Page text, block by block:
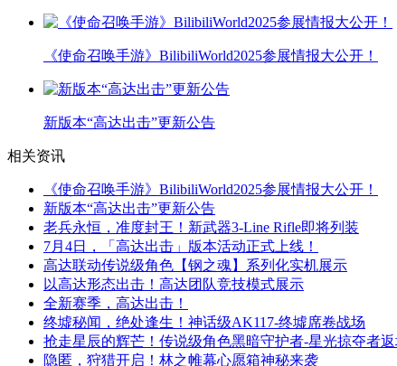
《使命召唤手游》BilibiliWorld2025参展情报大公开！
新版本“高达出击”更新公告
相关资讯
《使命召唤手游》BilibiliWorld2025参展情报大公开！
新版本“高达出击”更新公告
老兵永恒，准度封王！新武器3-Line Rifle即将列装
7月4日，「高达出击」版本活动正式上线！
高达联动传说级角色【钢之魂】系列化实机展示
以高达形态出击！高达团队竞技模式展示
全新赛季，高达出击！
终墟秘闻，绝处逢生！神话级AK117-终墟席卷战场
抢走星辰的辉芒！传说级角色黑暗守护者-星光掠夺者返
隐匿，狩猎开启！林之帷幕心愿箱神秘来袭